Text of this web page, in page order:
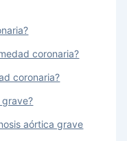
coronaria?
coronaria?
grave?
aórtica grave